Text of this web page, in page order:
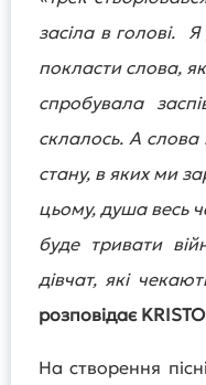
засіла в голові.
покласти слова,
спробувала
склалось. А
стану, в яких ми
цьому, душа весь
буде тривати
дівчат, які
розповідає
На створення